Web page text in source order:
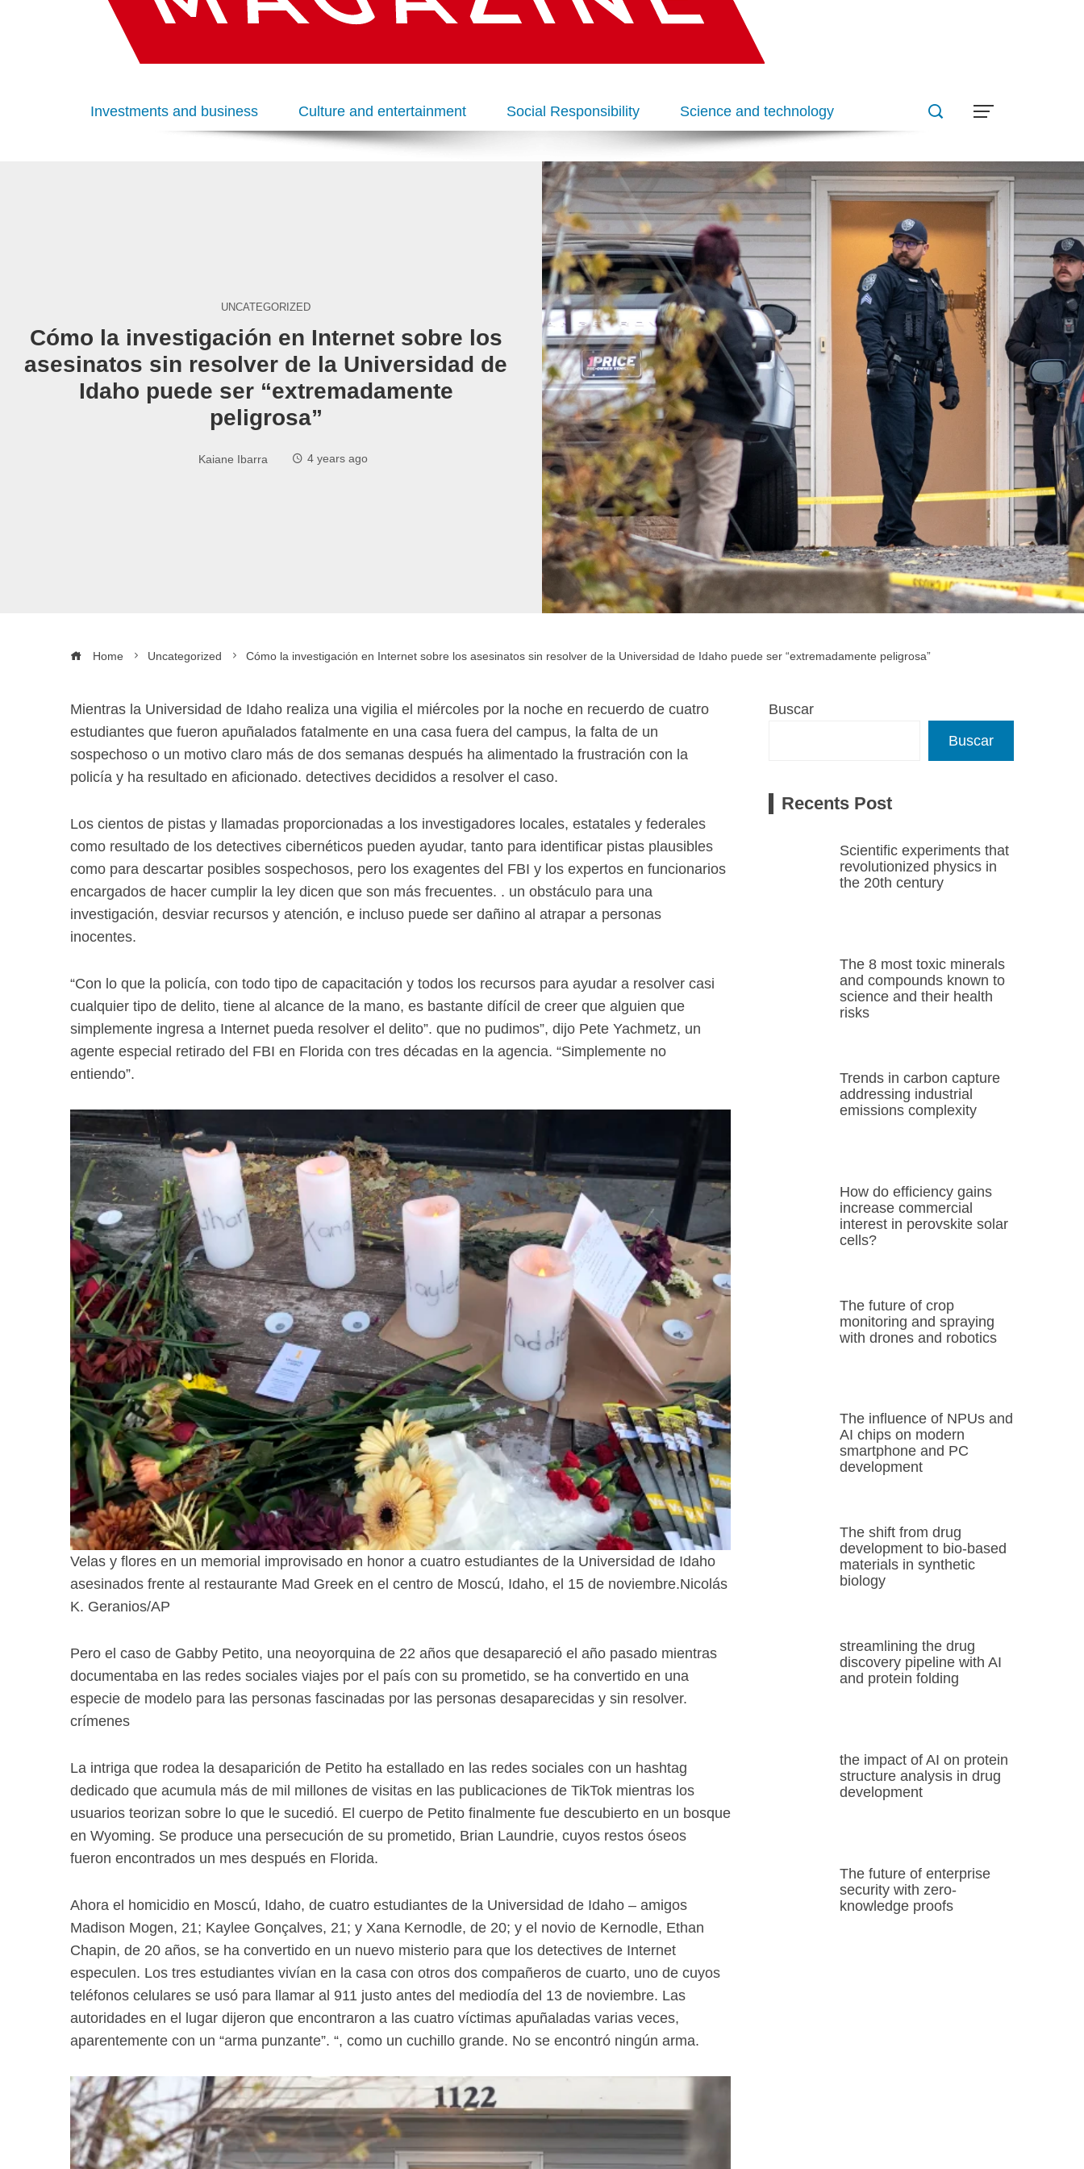
Investments and business Culture and entertainment Social Responsibility Science and technology
UNCATEGORIZED
Cómo la investigación en Internet sobre los
asesinatos sin resolver de la Universidad de
Idaho puede ser “extremadamente
peligrosa”
Kaiane Ibarra 4 years ago
Home Uncategorized Cómo la investigación en Internet sobre los asesinatos sin resolver de la Universidad de Idaho puede ser “extremadamente peligrosa”
Mientras la Universidad de Idaho realiza una vigilia el miércoles por la noche en recuerdo de cuatro
estudiantes que fueron apuñalados fatalmente en una casa fuera del campus, la falta de un
sospechoso o un motivo claro más de dos semanas después ha alimentado la frustración con la
policía y ha resultado en aficionado. detectives decididos a resolver el caso.
Los cientos de pistas y llamadas proporcionadas a los investigadores locales, estatales y federales
como resultado de los detectives cibernéticos pueden ayudar, tanto para identificar pistas plausibles
como para descartar posibles sospechosos, pero los exagentes del FBI y los expertos en funcionarios
encargados de hacer cumplir la ley dicen que son más frecuentes. . un obstáculo para una
investigación, desviar recursos y atención, e incluso puede ser dañino al atrapar a personas
inocentes.
“Con lo que la policía, con todo tipo de capacitación y todos los recursos para ayudar a resolver casi
cualquier tipo de delito, tiene al alcance de la mano, es bastante difícil de creer que alguien que
simplemente ingresa a Internet pueda resolver el delito”. que no pudimos”, dijo Pete Yachmetz, un
agente especial retirado del FBI en Florida con tres décadas en la agencia. “Simplemente no
entiendo”.
Velas y flores en un memorial improvisado en honor a cuatro estudiantes de la Universidad de Idaho
asesinados frente al restaurante Mad Greek en el centro de Moscú, Idaho, el 15 de noviembre.Nicolás
K. Geranios/AP
Pero el caso de Gabby Petito, una neoyorquina de 22 años que desapareció el año pasado mientras
documentaba en las redes sociales viajes por el país con su prometido, se ha convertido en una
especie de modelo para las personas fascinadas por las personas desaparecidas y sin resolver.
crímenes
La intriga que rodea la desaparición de Petito ha estallado en las redes sociales con un hashtag
dedicado que acumula más de mil millones de visitas en las publicaciones de TikTok mientras los
usuarios teorizan sobre lo que le sucedió. El cuerpo de Petito finalmente fue descubierto en un bosque
en Wyoming. Se produce una persecución de su prometido, Brian Laundrie, cuyos restos óseos
fueron encontrados un mes después en Florida.
Ahora el homicidio en Moscú, Idaho, de cuatro estudiantes de la Universidad de Idaho – amigos
Madison Mogen, 21; Kaylee Gonçalves, 21; y Xana Kernodle, de 20; y el novio de Kernodle, Ethan
Chapin, de 20 años, se ha convertido en un nuevo misterio para que los detectives de Internet
especulen. Los tres estudiantes vivían en la casa con otros dos compañeros de cuarto, uno de cuyos
teléfonos celulares se usó para llamar al 911 justo antes del mediodía del 13 de noviembre. Las
autoridades en el lugar dijeron que encontraron a las cuatro víctimas apuñaladas varias veces,
aparentemente con un “arma punzante”. “, como un cuchillo grande. No se encontró ningún arma.
Buscar
Buscar
Recents Post
Scientific experiments that
revolutionized physics in
the 20th century
The 8 most toxic minerals
and compounds known to
science and their health
risks
Trends in carbon capture
addressing industrial
emissions complexity
How do efficiency gains
increase commercial
interest in perovskite solar
cells?
The future of crop
monitoring and spraying
with drones and robotics
The influence of NPUs and
AI chips on modern
smartphone and PC
development
The shift from drug
development to bio-based
materials in synthetic
biology
streamlining the drug
discovery pipeline with AI
and protein folding
the impact of AI on protein
structure analysis in drug
development
The future of enterprise
security with zero-
knowledge proofs